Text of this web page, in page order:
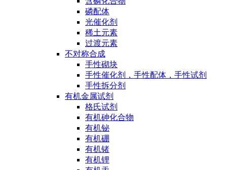
磷配体
光催化剂
稀土元素
过渡元素
不对称合成
手性砌块
手性催化剂，手性配体，手性试剂
手性拆分剂
有机金属试剂
格氏试剂
有机砷化合物
有机铋
有机硼
有机锗
有机锂